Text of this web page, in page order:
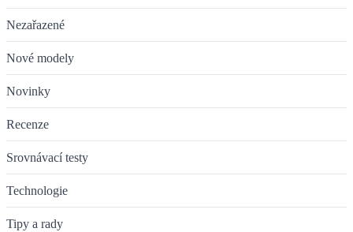
Nezařazené
Nové modely
Novinky
Recenze
Srovnávací testy
Technologie
Tipy a rady